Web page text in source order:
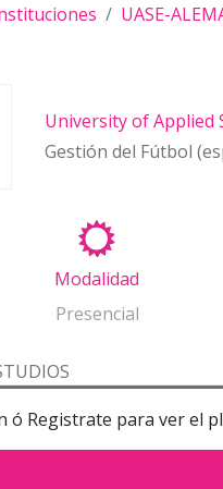
UASE-
University of Applied
Gestión del Fútbol
Modalidad
Presencial
ó Registrate para ver el